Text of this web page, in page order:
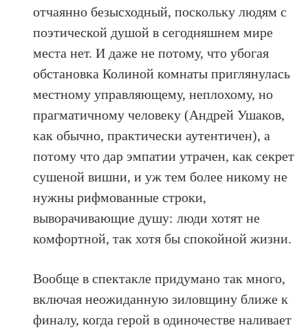
отчаянно безысходный, поскольку людям с
поэтической душой в сегодняшнем мире
места нет. И даже не потому, что убогая
обстановка Колиной комнаты приглянулась
местному управляющему, неплохому, но
прагматичному человеку (Андрей Ушаков,
как обычно, практически аутентичен), а
потому что дар эмпатии утрачен, как секрет
сушеной вишни, и уж тем более никому не
нужны рифмованные строки,
выворачивающие душу: люди хотят не
комфортной, так хотя бы спокойной жизни.
Вообще в спектакле придумано так много,
включая неожиданную зиловщину ближе к
финалу, когда герой в одиночестве наливает